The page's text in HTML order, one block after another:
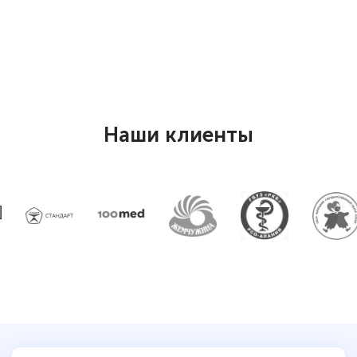
11 марта 2026
специальности «Тренер-преподаватель
по тяжелой атлетике»! Хочется
подчеркуть, что при обращении
Наши клиенты